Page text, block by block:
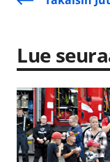
Lue